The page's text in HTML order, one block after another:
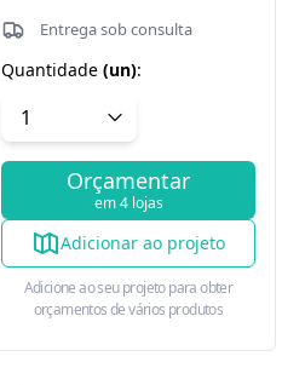
Entrega sob consulta
Quantidade (un):
Orçamentar
em 4 lojas
Adicionar ao projeto
Adicione ao seu projeto para obter
orçamentos de vários produtos